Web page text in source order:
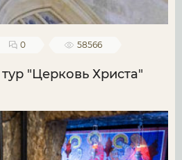
0 58566
"Церковь Христа"